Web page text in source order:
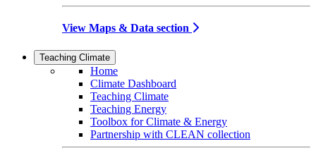
View Maps & Data section
Teaching Climate
Home
Climate Dashboard
Teaching Climate
Teaching Energy
Toolbox for Climate & Energy
Partnership with CLEAN collection